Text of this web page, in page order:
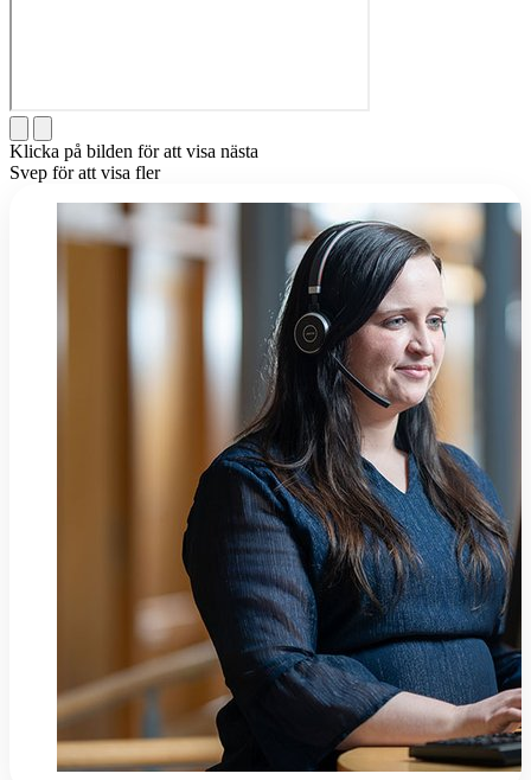
Klicka på bilden för att visa nästa
Svep för att visa fler